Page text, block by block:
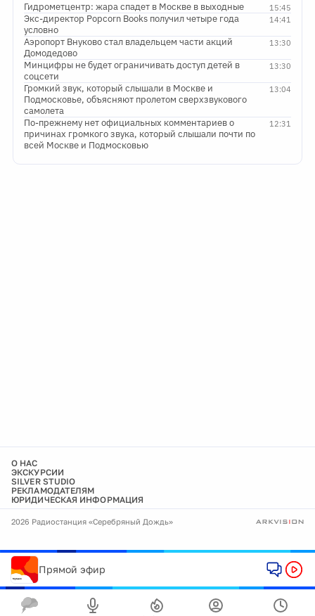
15:45
Гидрометцентр: жара спадет в Москве в выходные
14:41
Экс-директор Popcorn Books получил четыре года
условно
13:30
Аэропорт Внуково стал владельцем части акций
Домодедово
13:30
Минцифры не будет ограничивать доступ детей в
соцсети
13:04
Громкий звук, который слышали в Москве и
Подмосковье, объясняют пролетом сверхзвукового
самолета
12:31
По-прежнему нет официальных комментариев о
причинах громкого звука, который слышали почти по
всей Москве и Подмосковью
О НАС
ЭКСКУРСИИ
SILVER STUDIO
РЕКЛАМОДАТЕЛЯМ
ЮРИДИЧЕСКАЯ ИНФОРМАЦИЯ
2026 Радиостанция «Серебряный Дождь»
Прямой эфир